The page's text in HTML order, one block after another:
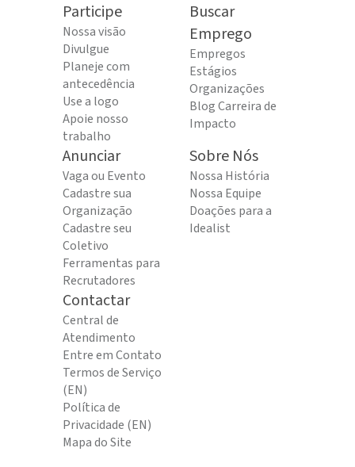
Participe
Nossa visão
Divulgue
Planeje com
antecedência
Use a logo
Apoie nosso
trabalho
Buscar
Emprego
Empregos
Estágios
Organizações
Blog Carreira de
Impacto
Anunciar
Vaga ou Evento
Cadastre sua
Organização
Cadastre seu
Coletivo
Ferramentas para
Recrutadores
Sobre Nós
Nossa História
Nossa Equipe
Doações para a
Idealist
Contactar
Central de
Atendimento
Entre em Contato
Termos de Serviço
(EN)
Política de
Privacidade (EN)
Mapa do Site